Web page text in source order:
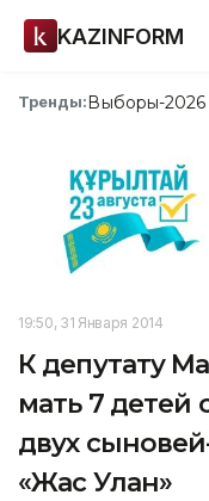
KAZINFORM
Тренды:Выборы-2026
19:50, 31 Января 2014
К депутату
мать 7 детей
двух
«Жас Улан»